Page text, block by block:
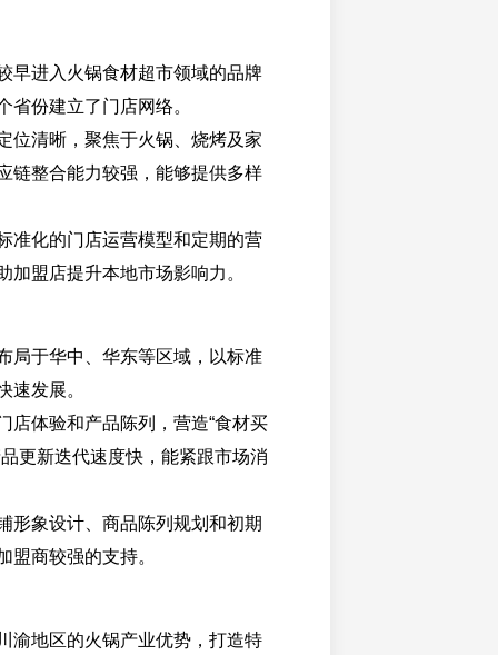
早进入火锅食材超市领域的品牌
省份建立了门店网络。
位清晰，聚焦于火锅、烧烤及家
链整合能力较强，能够提供多样
准化的门店运营模型和定期的营
加盟店提升本地市场影响力。
局于华中、华东等区域，以标准
速发展。
店体验和产品陈列，营造“食材买
更新迭代速度快，能紧跟市场消
形象设计、商品陈列规划和初期
盟商较强的支持。
渝地区的火锅产业优势，打造特